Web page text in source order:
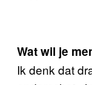
Wat wil je
Ik denk dat